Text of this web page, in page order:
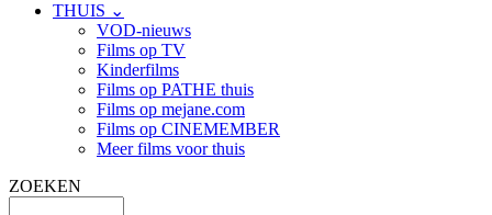
THUIS ⌄
VOD-nieuws
Films op TV
Kinderfilms
Films op PATHE thuis
Films op mejane.com
Films op CINEMEMBER
Meer films voor thuis
ZOEKEN